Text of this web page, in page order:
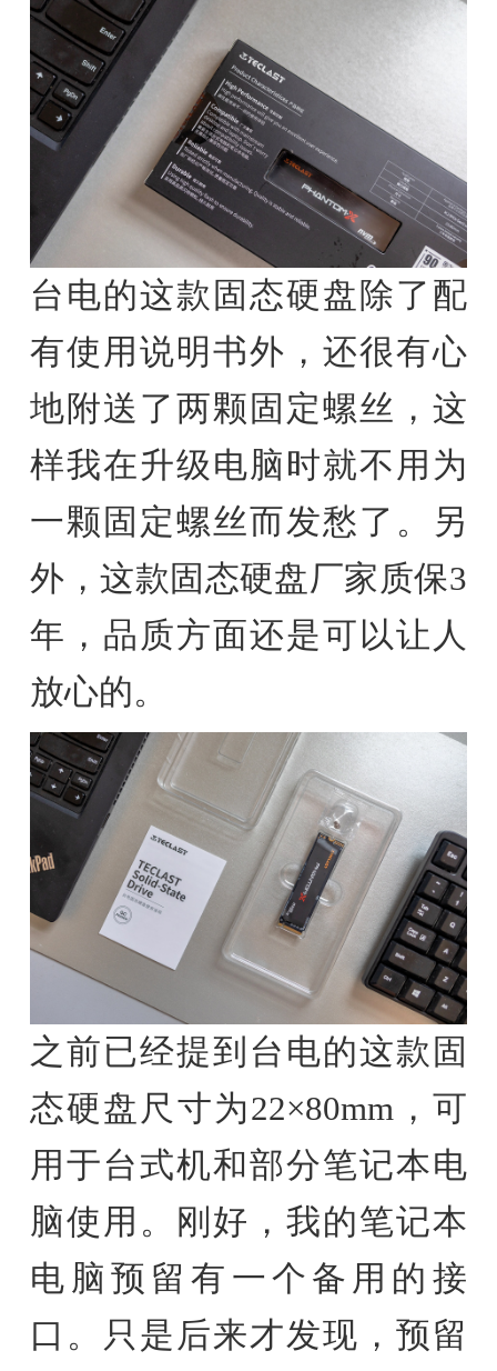
台电的这款固态硬盘除了配
有使用说明书外，还很有心
地附送了两颗固定螺丝，这
样我在升级电脑时就不用为
一颗固定螺丝而发愁了。另
外，这款固态硬盘厂家质保3
年，品质方面还是可以让人
放心的。
之前已经提到台电的这款固
态硬盘尺寸为22×80mm，可
用于台式机和部分笔记本电
脑使用。刚好，我的笔记本
电脑预留有一个备用的接
口。只是后来才发现，预留